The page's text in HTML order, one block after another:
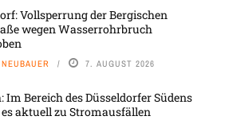
Vollsperrung der Bergischen
wegen Wasserrohrbruch
7. AUGUST 2026
Im Bereich des Düsseldorfer Südens
aktuell zu Stromausfällen